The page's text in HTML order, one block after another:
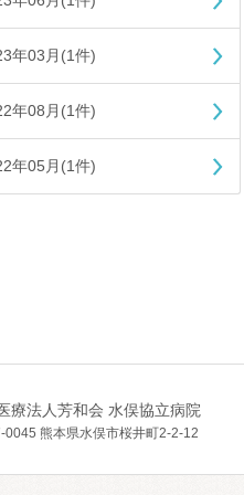
年03月(1件)
年08月(1件)
年05月(1件)
療法人芳和会 水俣協立病院
0045 熊本県水俣市桜井町2-2-12